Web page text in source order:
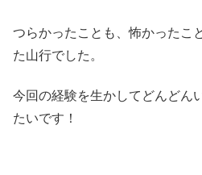
つらかったことも、怖かったこ
た山行でした。
今回の経験を生かしてどんどん
たいです！